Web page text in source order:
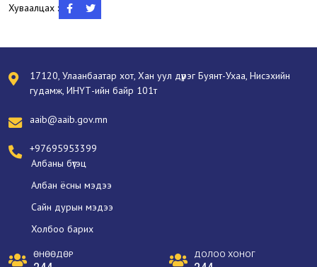
Хуваалцах :
17120, Улаанбаатар хот, Хан уул дүүрэг Буянт-Ухаа, Нисэхийн
гудамж, ИНҮТ-ийн байр 101т
aaib@aaib.gov.mn
+97695953399
Албаны бүтэц
Албан ёсны мэдээ
Сайн дурын мэдээ
Холбоо барих
ӨНӨӨДӨР ДОЛОО ХОНОГ